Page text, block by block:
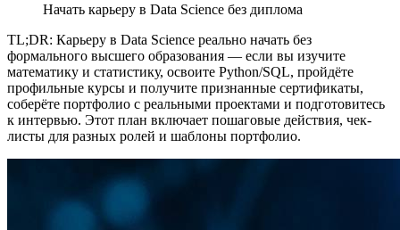
Начать карьеру в Data Science без диплома
TL;DR: Карьеру в Data Science реально начать без
формального высшего образования — если вы изучите
математику и статистику, освоите Python/SQL, пройдёте
профильные курсы и получите признанные сертификаты,
соберёте портфолио с реальными проектами и подготовитесь
к интервью. Этот план включает пошаговые действия, чек-
листы для разных ролей и шаблоны портфолио.